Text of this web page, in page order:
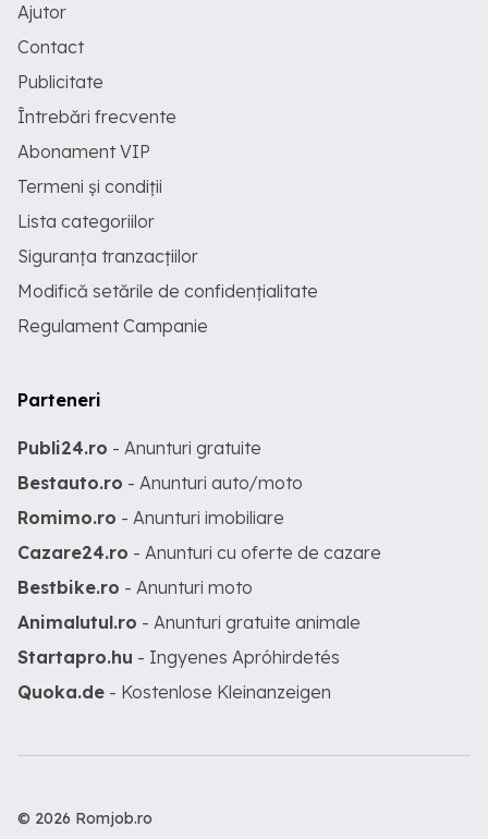
Ajutor
Contact
Publicitate
Întrebări frecvente
Abonament VIP
Termeni și condiții
Lista categoriilor
Siguranța tranzacțiilor
Modifică setările de confidențialitate
Regulament Campanie
Parteneri
Publi24.ro - Anunturi gratuite
Bestauto.ro - Anunturi auto/moto
Romimo.ro - Anunturi imobiliare
Cazare24.ro - Anunturi cu oferte de cazare
Bestbike.ro - Anunturi moto
Animalutul.ro - Anunturi gratuite animale
Startapro.hu - Ingyenes Apróhirdetés
Quoka.de - Kostenlose Kleinanzeigen
© 2026 Romjob.ro